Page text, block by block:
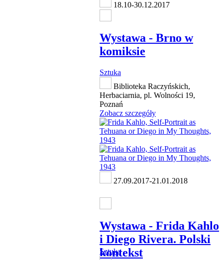
18.10-30.12.2017
Wystawa - Brno w
komiksie
Sztuka
Biblioteka Raczyńskich,
Herbaciarnia, pl. Wolności 19,
Poznań
Zobacz szczegóły
27.09.2017-21.01.2018
Wystawa - Frida Kahlo
i Diego Rivera. Polski
kontekst
Sztuka